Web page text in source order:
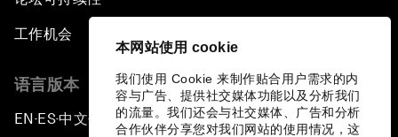
本网站使用 cookie
我们使用 Cookie 来制作贴合用户需求的内
容与广告、提供社交媒体功能以及分析我们
的流量。我们还会与社交媒体、广告和分析
合作伙伴分享您对我们网站的使用情况，这
工作机会
语言版本
EN ▪ES▪中文▪ 日本語